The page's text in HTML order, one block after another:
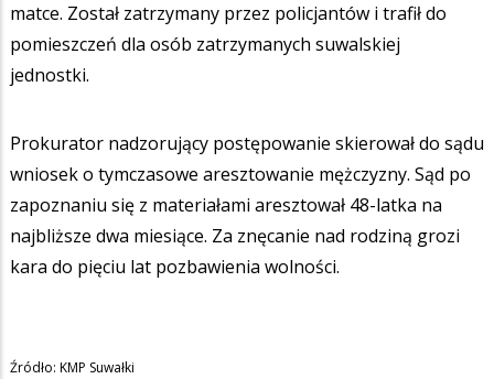
matce. Został zatrzymany przez policjantów i trafił do
pomieszczeń dla osób zatrzymanych suwalskiej
jednostki.
Prokurator nadzorujący postępowanie skierował do sądu
wniosek o tymczasowe aresztowanie mężczyzny. Sąd po
zapoznaniu się z materiałami aresztował 48-latka na
najbliższe dwa miesiące. Za znęcanie nad rodziną grozi
kara do pięciu lat pozbawienia wolności.
Źródło: KMP Suwałki